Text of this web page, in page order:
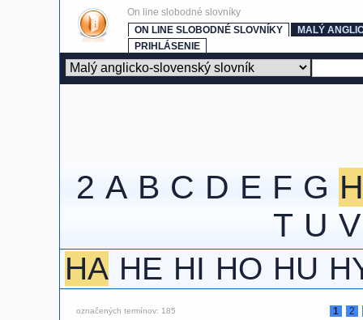
On line slobodné slovníky
ON LINE SLOBODNÉ SLOVNÍKY
MALÝ
PRIHLÁSENIE
2 A B C D E F G H
T U V
HA HE HI HO HU
označených termínov: 185 1 2